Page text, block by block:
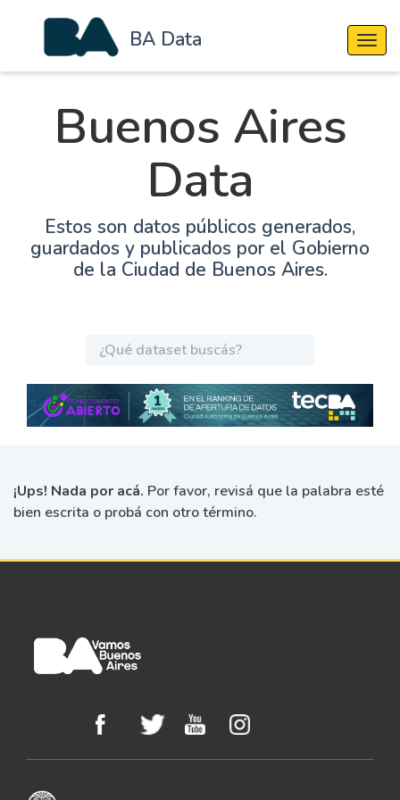
BA Data
Buenos Aires
Data
Estos son datos públicos generados,
guardados y publicados por el Gobierno
de la Ciudad de Buenos Aires.
¡Ups! Nada por acá. Por favor, revisá que la palabra esté
bien escrita o probá con otro término.